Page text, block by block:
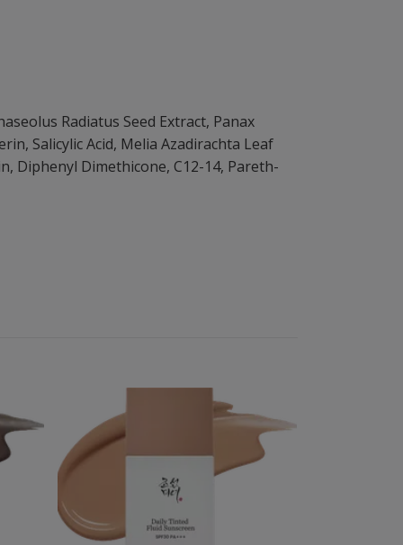
Radiatus Seed Extract, Panax
Salicylic Acid, Melia Azadirachta Leaf
Diphenyl Dimethicone, C12-14, Pareth-